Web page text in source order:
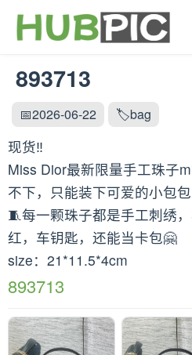
893713
📅2026-06-22 🏷️bag
现货‼️
Miss Dior最新限量手工珠子
不下，只能装下可爱的小包
🧵每一颗珠子都是手工刺绣
红，车钥匙，还能当卡包🤗
size：21*11.5*4cm
893713